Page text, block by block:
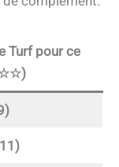
Turf pour ce